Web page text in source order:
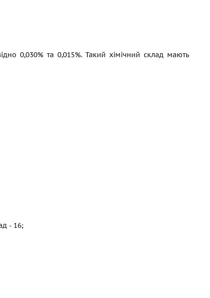
0,030% та 0,015%. Такий хімічний склад мають
- 16;